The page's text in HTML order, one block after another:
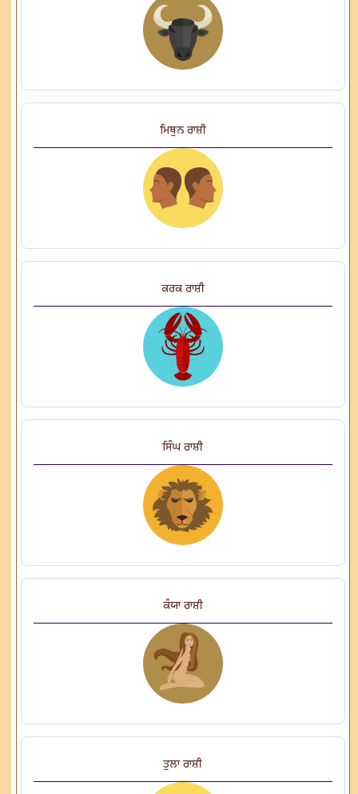
ਮਿਥੁਨ ਰਾਸ਼ੀ
ਕਰਕ ਰਾਸ਼ੀ
ਸਿੰਘ ਰਾਸ਼ੀ
ਕੰਯਾ ਰਾਸ਼ੀ
ਤੁਲਾ ਰਾਸ਼ੀ